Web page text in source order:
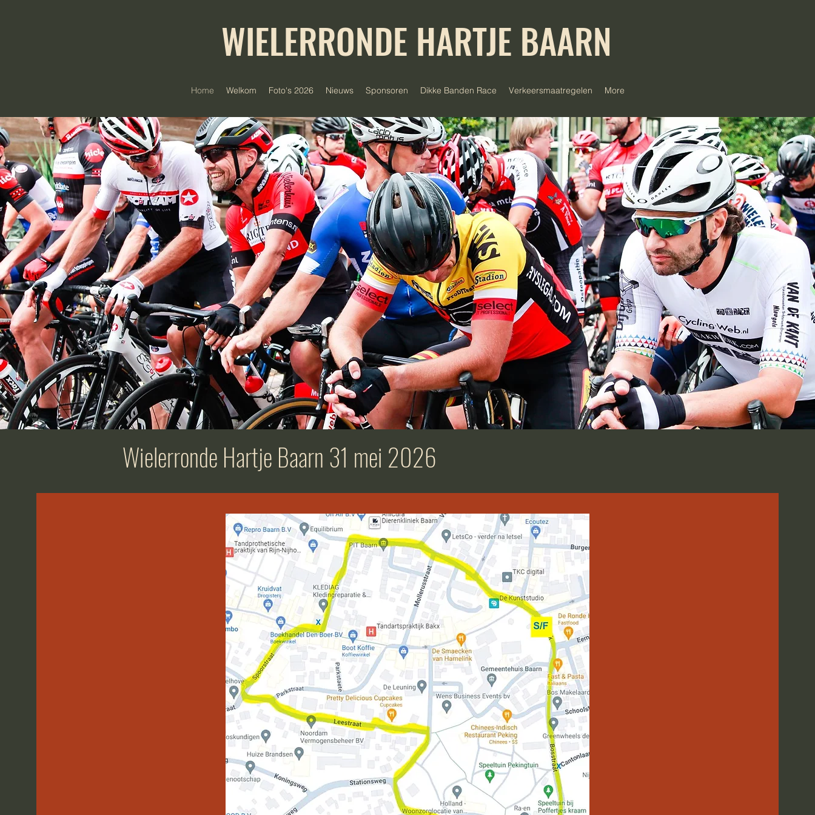
WIELERRONDE HARTJE BAARN
Home Welkom Foto's 2026 Nieuws Sponsoren Dikke Banden Race Verkeersmaatregelen More
Wielerronde Hartje Baarn 31 mei 2026